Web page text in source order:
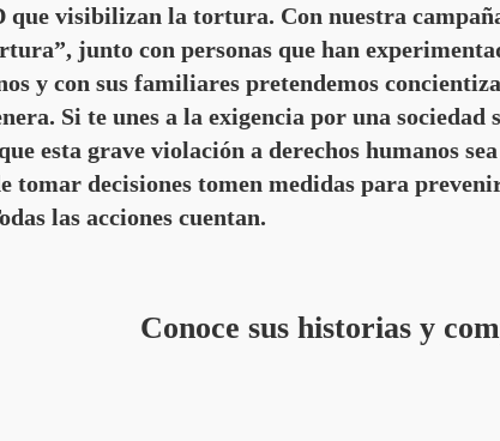
que visibilizan la tortura. Con nuestra
junto con personas que han
y con sus familiares pretendemos
Si te unes a la exigencia por una sociedad
esta grave violación a derechos humanos sea
tomar decisiones tomen medidas para
las acciones cuentan.
Conoce sus historias y